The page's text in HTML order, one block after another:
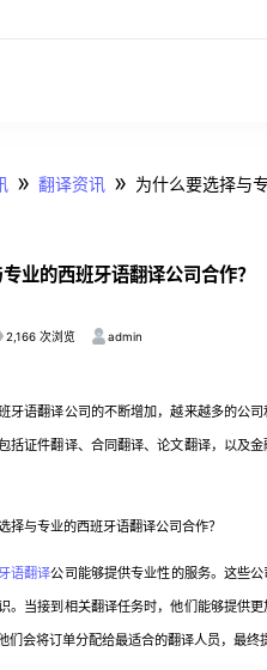
» 翻译资讯 » 为什么要选择与
业的西班牙语翻译公司合作？
2,166 次浏览 admin
语翻译公司的不断增加，越来越多的公司
括证件翻译、合同翻译、论文翻译，以及
语翻译公司能够提供专业性的服务。这些
。当接到相关翻译任务时，他们能够提供
们会将订单分配给最适合的翻译人员，最终